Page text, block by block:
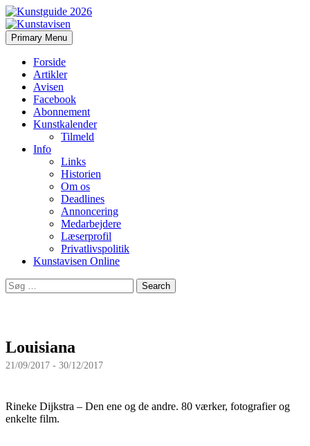
Kunstavisen
Search
Primary Menu Skip
to
Forside
Artikler
Avisen
Facebook
Abonnement
Kunstkalender
Tilmeld
Info
Links
Historien
Om os
Deadlines
Annoncering
Medarbejdere
Læserprofil
Privatlivspolitik
Kunstavisen Online
Search
for:
Louisiana
21/09/2017 - 30/12/2017
Rineke Dijkstra – Den ene og de andre. 80 værker, fotografier og
enkelte film.